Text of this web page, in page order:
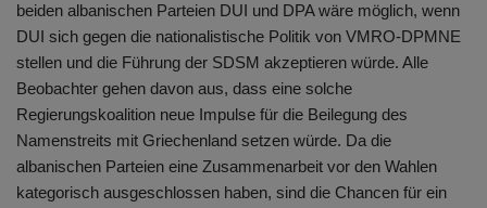
beiden albanischen Parteien DUI und DPA wäre möglich, wenn
DUI sich gegen die nationalistische Politik von VMRO-DPMNE
stellen und die Führung der SDSM akzeptieren würde. Alle
Beobachter gehen davon aus, dass eine solche
Regierungskoalition neue Impulse für die Beilegung des
Namenstreits mit Griechenland setzen würde. Da die
albanischen Parteien eine Zusammenarbeit vor den Wahlen
kategorisch ausgeschlossen haben, sind die Chancen für ein